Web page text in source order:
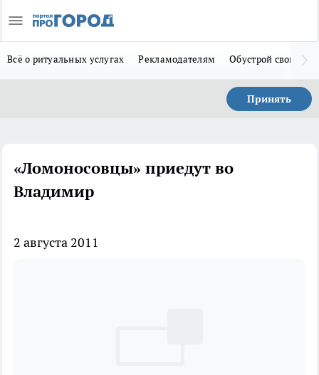
Всё о ритуальных услугах Рекламодателям Обустрой свой дом
Принять
«Ломоносовцы» приедут во
Владимир
2 августа 2011